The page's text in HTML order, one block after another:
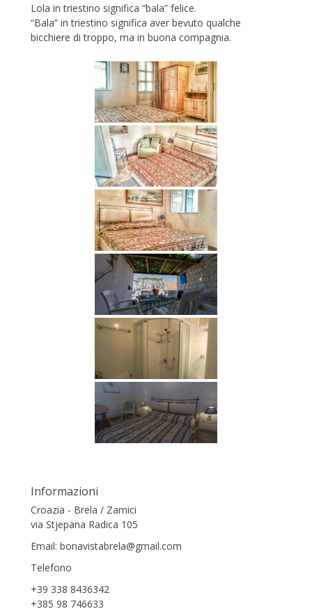
Lola in triestino significa “bala” felice.
“Bala” in triestino significa aver bevuto qualche
bicchiere di troppo, ma in buona compagnia.
Informazioni
Croazia - Brela / Zamici
via Stjepana Radica 105
Email: bonavistabrela@gmail.com
Telefono
+39 338 8436342
+385 98 746633